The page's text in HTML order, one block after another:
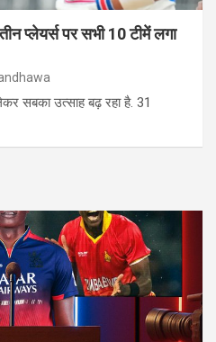
प्लेयर्स पर सभी 10 टीमें लगा
सबका उत्साह बढ़ रहा है. 31